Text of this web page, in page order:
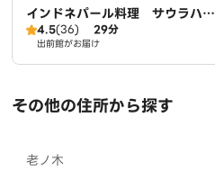
インドネパール料理 サウラハダ
イニング 大久保店
4.5(36) 29分
出前館がお届け
その他の住所から探す
老ノ木